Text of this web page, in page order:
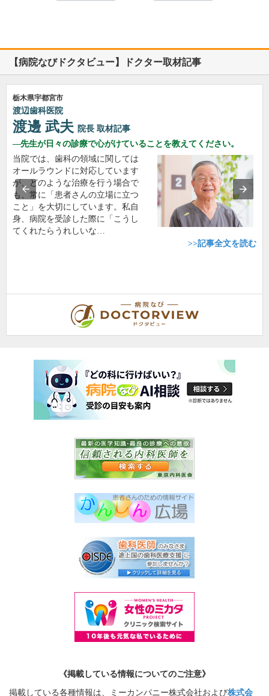
【病院なびドクタビュー】ドクター取材記事
栃木県宇都宮市
渡辺歯科医院
渡邊 武夫 院長 取材記事
先生が日々の診療で心がけていることを教えてください。
当院では、歯科の領域に関しては
オールラウンドに対応しています
が、どのような治療を行う場合で
も、常に「患者さんの立場に立つ
こと」を大切にしています。私自
身、病院を受診した際に「こうし
てくれたらうれしいな…
>>記事全文を読む
《掲載している情報についてのご注意》
掲載している各種情報は、ミーカンパニー株式会社および株式会